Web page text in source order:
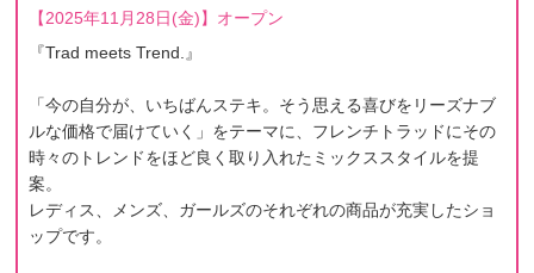
【2025年11月28日(金)】オープン
『Trad meets Trend.』
「今の自分が、いちばんステキ。そう思える喜びをリーズナブ
ルな価格で届けていく」をテーマに、フレンチトラッドにその
時々のトレンドをほど良く取り入れたミックススタイルを提
案。
レディス、メンズ、ガールズのそれぞれの商品が充実したショ
ップです。